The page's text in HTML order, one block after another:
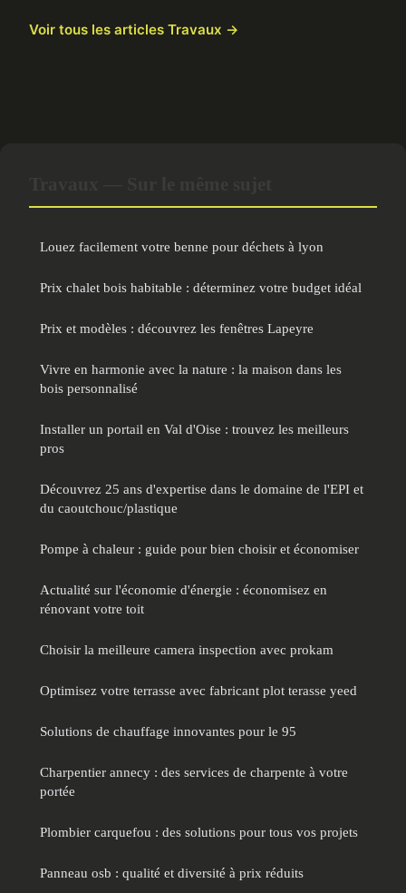
Voir tous les articles Travaux →
Louez facilement votre benne pour déchets à lyon
Prix chalet bois habitable : déterminez votre budget idéal
Prix et modèles : découvrez les fenêtres Lapeyre
Vivre en harmonie avec la nature : la maison dans les
bois personnalisé
Installer un portail en Val d'Oise : trouvez les meilleurs
pros
Découvrez 25 ans d'expertise dans le domaine de l'EPI et
du caoutchouc/plastique
Pompe à chaleur : guide pour bien choisir et économiser
Actualité sur l'économie d'énergie : économisez en
rénovant votre toit
Choisir la meilleure camera inspection avec prokam
Optimisez votre terrasse avec fabricant plot terasse yeed
Solutions de chauffage innovantes pour le 95
Charpentier annecy : des services de charpente à votre
portée
Plombier carquefou : des solutions pour tous vos projets
Panneau osb : qualité et diversité à prix réduits